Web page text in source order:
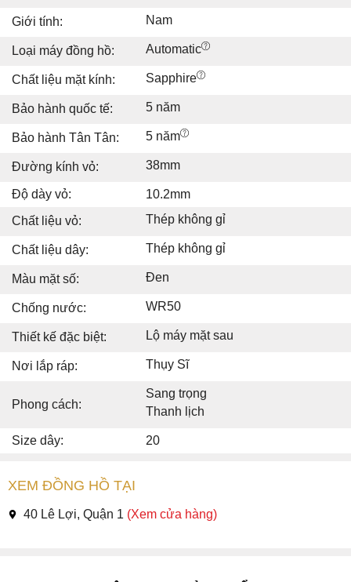
Giới tính: Nam
Loại máy đồng hồ: Automatic
Chất liệu mặt kính: Sapphire
Bảo hành quốc tế: 5 năm
Bảo hành Tân Tân: 5 năm
Đường kính vỏ: 38mm
Độ dày vỏ:
10.2mm
Chất liệu vỏ:
Thép không gỉ
Chất liệu dây: Thép không gỉ
Màu mặt số: Đen
Chống nước: WR50
Thiết kế đặc biệt: Lộ máy mặt sau
Nơi lắp ráp: Thụy Sĩ
Phong cách:
Sang trọng
Thanh lịch
Size dây: 20
XEM ĐỒNG HỒ TẠI
40 Lê Lợi, Quận 1 (Xem cửa hàng)